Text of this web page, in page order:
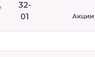
32-
01
Акции